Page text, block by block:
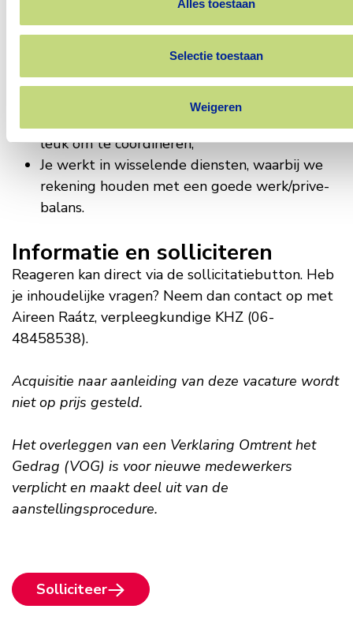
Alles toestaan
Selectie toestaan
Weigeren
Wat neem je mee
Mbo 4 diploma Verpleegkunde;
Geldige BIG registratie;
leuk om te coördineren;
Je werkt in wisselende diensten, waarbij we
rekening houden met een goede werk/prive-
balans.
Informatie en solliciteren
Reageren kan direct via de sollicitatiebutton. Heb
je inhoudelijke vragen? Neem dan contact op met
Aireen Raátz, verpleegkundige KHZ (06-
48458538).
Acquisitie naar aanleiding van deze vacature wordt
niet op prijs gesteld.
Het overleggen van een Verklaring Omtrent het
Gedrag (VOG) is voor nieuwe medewerkers
verplicht en maakt deel uit van de
aanstellingsprocedure.
Solliciteer